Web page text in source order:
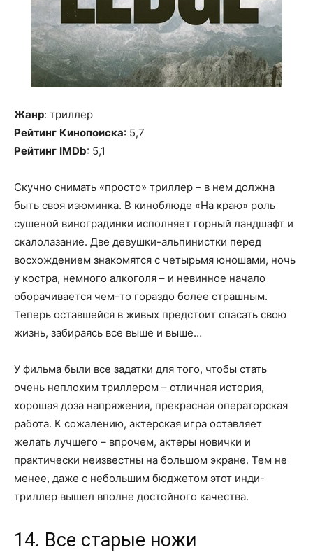
Жанр: триллер
Рейтинг Кинопоиска: 5,7
Рейтинг IMDb: 5,1
Скучно снимать «просто» триллер – в нем должна
быть своя изюминка. В киноблюде «На краю» роль
сушеной виноградинки исполняет горный ландшафт и
скалолазание. Две девушки-альпинистки перед
восхождением знакомятся с четырьмя юношами, ночь
у костра, немного алкоголя – и невинное начало
оборачивается чем-то гораздо более страшным.
Теперь оставшейся в живых предстоит спасать свою
жизнь, забираясь все выше и выше…
У фильма были все задатки для того, чтобы стать
очень неплохим триллером – отличная история,
хорошая доза напряжения, прекрасная операторская
работа. К сожалению, актерская игра оставляет
желать лучшего – впрочем, актеры новички и
практически неизвестны на большом экране. Тем не
менее, даже с небольшим бюджетом этот инди-
триллер вышел вполне достойного качества.
14. Все старые ножи